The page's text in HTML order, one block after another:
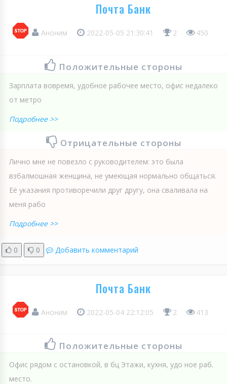
Почта Банк
Аноним 2022-05-05 21:30:41 2 450
Положительные стороны
Зарплата вовремя, удобное рабочее место, офис недалеко
от метро
Подробнее >>
Отрицательные стороны
Лично мне не повезло с руководителем: это была
взбалмошная женщина, не умеющая нормально общаться.
Её указания противоречили друг другу, она сваливала на
меня рабо
Подробнее >>
0 0 Добавить комментарий
Почта Банк
Аноним 2022-05-04 22:12:05 2 413
Положительные стороны
Офис рядом с остановкой, в бц Этажи, кухня, удо ное раб.
место.